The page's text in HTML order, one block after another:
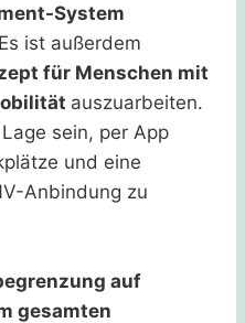
System
ist außerdem
für Menschen mit
auszuarbeiten.
sein, per App
und eine
Anbindung zu
auf
gesamten